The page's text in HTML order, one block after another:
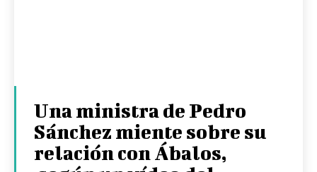
Una ministra de Pedro
Sánchez miente sobre su
relación con Ábalos,